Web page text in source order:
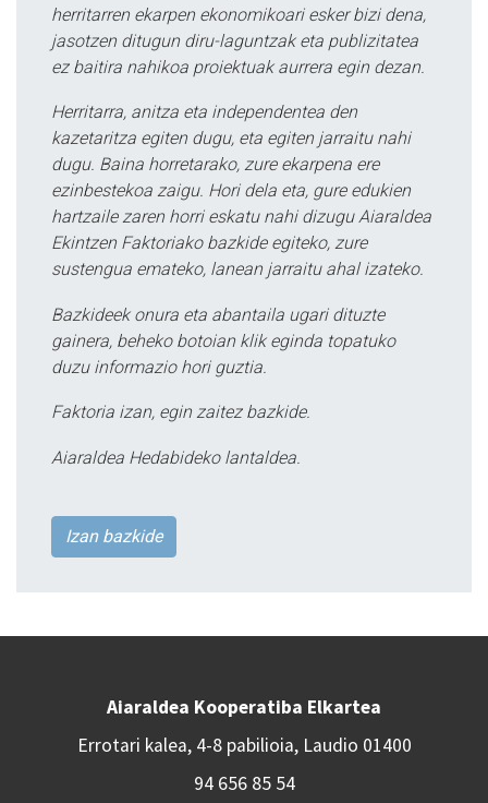
herritarren ekarpen ekonomikoari esker bizi dena,
jasotzen ditugun diru-laguntzak eta publizitatea
ez baitira nahikoa proiektuak aurrera egin dezan.
Herritarra, anitza eta independentea den
kazetaritza egiten dugu, eta egiten jarraitu nahi
dugu. Baina horretarako, zure ekarpena ere
ezinbestekoa zaigu. Hori dela eta, gure edukien
hartzaile zaren horri eskatu nahi dizugu Aiaraldea
Ekintzen Faktoriako bazkide egiteko, zure
sustengua emateko, lanean jarraitu ahal izateko.
Bazkideek onura eta abantaila ugari dituzte
gainera, beheko botoian klik eginda topatuko
duzu informazio hori guztia.
Faktoria izan, egin zaitez bazkide.
Aiaraldea Hedabideko lantaldea.
Izan bazkide
Aiaraldea Kooperatiba Elkartea
Errotari kalea, 4-8 pabilioia, Laudio 01400
94 656 85 54